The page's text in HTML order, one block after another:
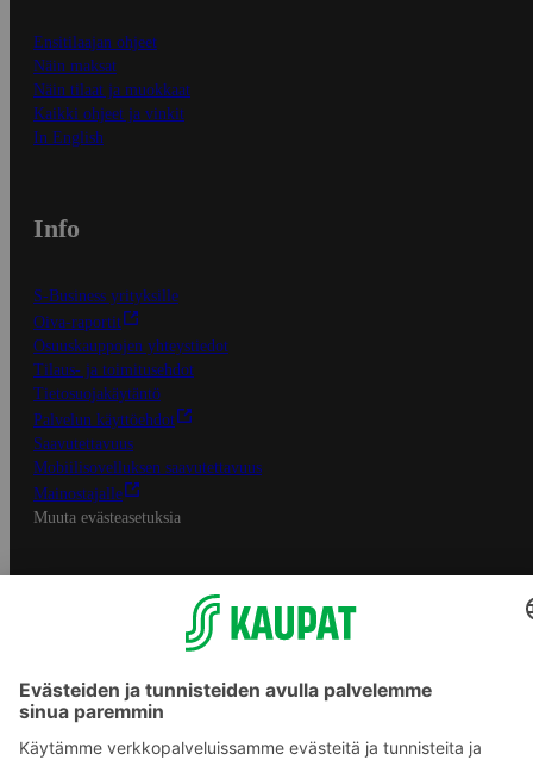
Ensitilaajan ohjeet
Näin maksat
Näin tilaat ja muokkaat
Kaikki ohjeet ja vinkit
In English
Info
S-Business yrityksille
Oiva-raportit
Osuuskauppojen yhteystiedot
Tilaus- ja toimitusehdot
Tietosuojakäytäntö
Palvelun käyttöehdot
Saavutettavuus
Mobiilisovelluksen saavutettavuus
Mainostajalle
Muuta evästeasetuksia
S-ryhmän palvelut
Asiakasomistajuus
S-ostoslista -sovellus